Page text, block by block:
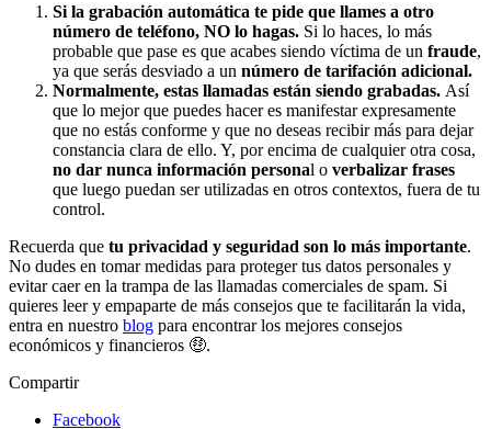
Si la grabación automática te pide que llames a otro
número de teléfono, NO lo hagas. Si lo haces, lo más
probable que pase es que acabes siendo víctima de un fraude,
ya que serás desviado a un número de tarifación adicional.
Normalmente, estas llamadas están siendo grabadas. Así
que lo mejor que puedes hacer es manifestar expresamente
que no estás conforme y que no deseas recibir más para dejar
constancia clara de ello. Y, por encima de cualquier otra cosa,
no dar nunca información personal o verbalizar frases
que luego puedan ser utilizadas en otros contextos, fuera de tu
control.
Recuerda que tu privacidad y seguridad son lo más importante.
No dudes en tomar medidas para proteger tus datos personales y
evitar caer en la trampa de las llamadas comerciales de spam. Si
quieres leer y empaparte de más consejos que te facilitarán la vida,
entra en nuestro blog para encontrar los mejores consejos
económicos y financieros 🤑.
Compartir
Facebook